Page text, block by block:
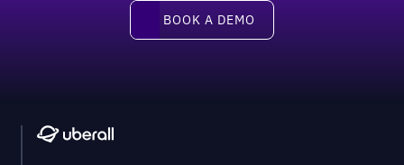
Book a demo
BOOK A DEMO